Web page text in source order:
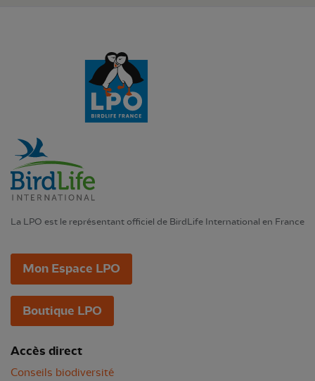
La LPO est le représentant officiel de BirdLife International en France
Mon Espace LPO
Boutique LPO
Accès direct
Conseils biodiversité